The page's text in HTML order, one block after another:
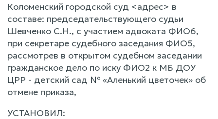
Коломенский городской суд <адрес> в
составе: председательствующего судьи
Шевченко С.Н., с участием адвоката ФИО6,
при секретаре судебного заседания ФИО5,
рассмотрев в открытом судебном заседании
гражданское дело по иску ФИО2 к МБ ДОУ
ЦРР - детский сад № «Аленький цветочек» об
отмене приказа,
УСТАНОВИЛ: